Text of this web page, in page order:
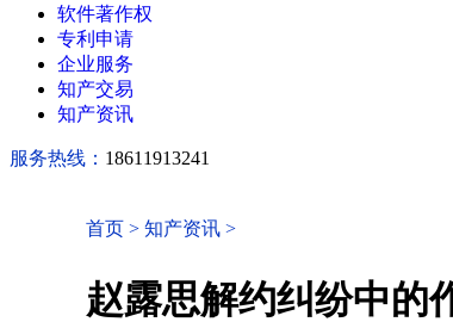
软件著作权
专利申请
企业服务
知产交易
知产资讯
服务热线： 18611913241
首页 > 知产资讯 >
赵露思解约纠纷中的